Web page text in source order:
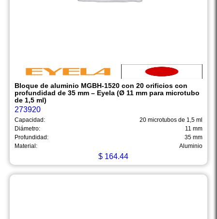
Bloque de aluminio MGBH-1520 con 20 orificios con
profundidad de 35 mm – Eyela (Ø 11 mm para microtubo
de 1,5 ml)
273920
Capacidad:
20 microtubos de 1,5 ml
Diámetro:
11 mm
Profundidad:
35 mm
Material:
Aluminio
$ 164.44